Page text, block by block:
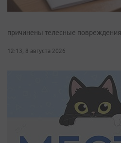
причинены телесные повреждения
12:13, 8 августа 2026